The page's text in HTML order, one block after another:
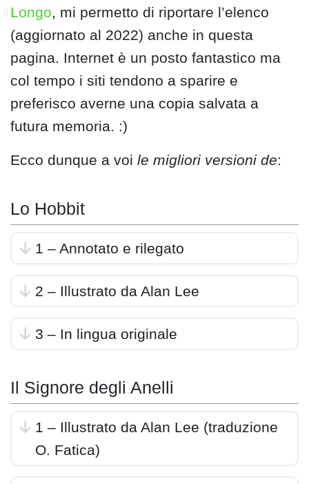
Longo, mi permetto di riportare l’elenco
(aggiornato al 2022) anche in questa
pagina. Internet è un posto fantastico ma
col tempo i siti tendono a sparire e
preferisco averne una copia salvata a
futura memoria. :)
Ecco dunque a voi le migliori versioni de:
Lo Hobbit
1 – Annotato e rilegato
2 – Illustrato da Alan Lee
3 – In lingua originale
Il Signore degli Anelli
1 – Illustrato da Alan Lee (traduzione
O. Fatica)